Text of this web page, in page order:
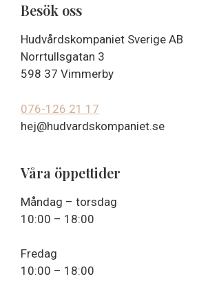
Besök oss
Hudvårdskompaniet Sverige AB
Norrtullsgatan 3
598 37 Vimmerby
076-126 21 17
hej@hudvardskompaniet.se
Våra öppettider
Måndag – torsdag
10:00 – 18:00
Fredag
10:00 – 18:00